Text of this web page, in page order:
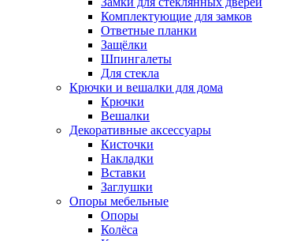
Комплектующие для замков
Ответные планки
Защёлки
Шпингалеты
Для стекла
Крючки и вешалки для дома
Крючки
Вешалки
Декоративные аксессуары
Кисточки
Накладки
Вставки
Заглушки
Опоры мебельные
Опоры
Колёса